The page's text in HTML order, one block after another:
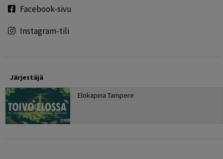
Facebook-sivu
Instagram-tili
Järjestäjä
Elokapina Tampere